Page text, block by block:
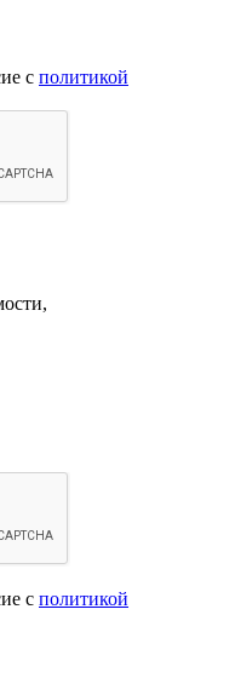
с политикой
с политикой